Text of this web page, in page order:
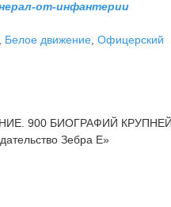
от-инфантерии
Белое движение ,Офицерский
900 БИОГРАФИЙ
Зебра Е»